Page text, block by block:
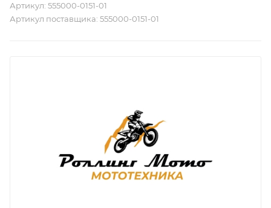
Артикул: 555000-0151-01
Артикул поставщика: 555000-0151-01